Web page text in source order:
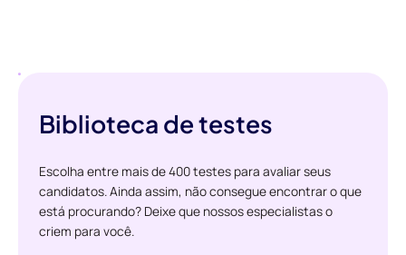
Biblioteca de testes
Escolha entre mais de 400 testes para avaliar seus
candidatos. Ainda assim, não consegue encontrar o que
está procurando? Deixe que nossos especialistas o
criem para você.